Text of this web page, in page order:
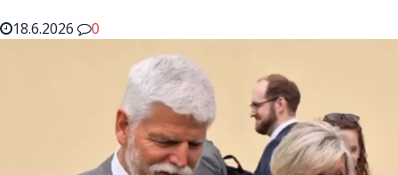
18.6.2026
0